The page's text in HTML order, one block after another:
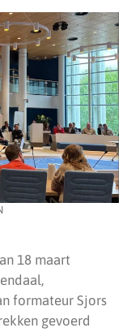
18 maart
formateur Sjors
gevoerd